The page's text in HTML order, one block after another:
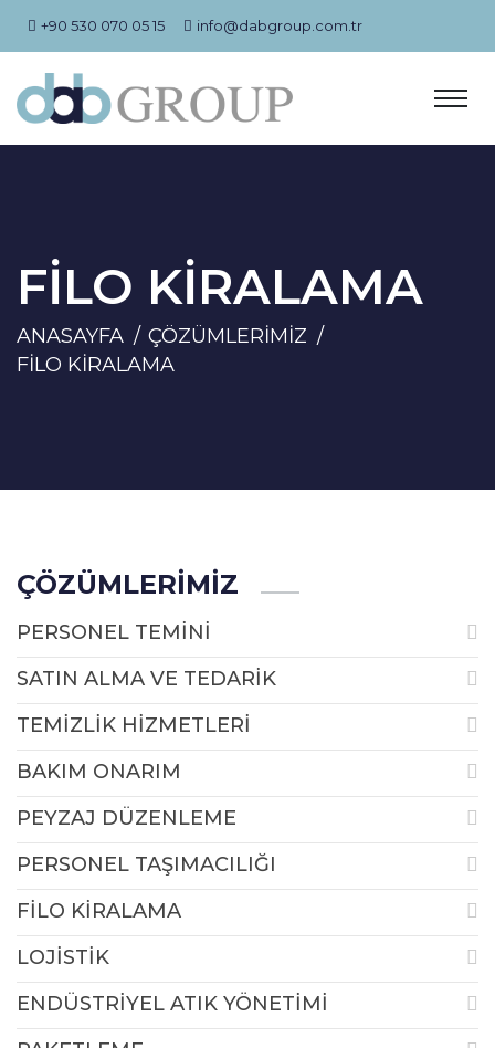
+90 530 070 05 15 info@dabgroup.com.tr
FİLO KİRALAMA
ANASAYFA
ÇÖZÜMLERİMİZ
FİLO KİRALAMA
ÇÖZÜMLERİMİZ
PERSONEL TEMİNİ
SATIN ALMA VE TEDARİK
TEMİZLİK HİZMETLERİ
BAKIM ONARIM
PEYZAJ DÜZENLEME
PERSONEL TAŞIMACILIĞI
FİLO KİRALAMA
LOJİSTİK
ENDÜSTRİYEL ATIK YÖNETİMİ